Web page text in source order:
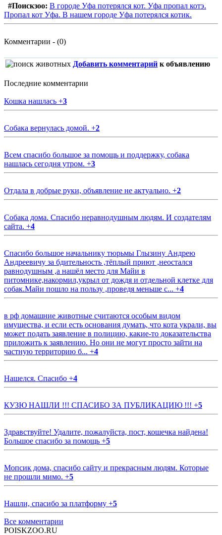
#Поискзоо: В городе Уфа потерялся кот. Уфа пропал котэ.
Пропал кот Уфа. В нашем городе Уфа потерялся котик.
Комментарии - (0)
Добавить комментарий к объявлению
Последние комментарии
Кошка нашлась +3
Собака вернулась домой. +2
Всем спасибо большое за помощь и поддержку, собака
нашлась сегодня утром. +3
Отдала в добрые руки, объявление не актуально. +2
Собака дома. Спасибо неравнодушным людям. И создателям
сайта. +4
Спасибо большое начальнику тюрьмы Глызину Андрею
Андреевичу за бдительность ,тёплый приют ,неостался
равнодушным ,а нашёл место для Майи в
питомнике,накормил,укрыл от дождя и отдельной клетке для
собак.Майи пошло на пользу ,проведя меньше с... +4
в рф домашние животные считаются особым видом
имущества, и если есть основания думать, что кота украли, вы
может подать заявление в полицию, какие-то доказательства
приложить к заявлению. Но они не могут просто зайти на
частную территорию б... +4
Нашелся. Спасибо +4
КУЗЮ НАШЛИ !!! СПАСИБО ЗА ПУБЛИКАЦИЮ !!! +5
Здравствуйте! Удалите, пожалуйста, пост, кошечка найдена!
Большое спасибо за помощь +5
Мопсик дома, спасибо сайту и прекрасным людям. Которые
не прошли мимо. +5
Нашли, спасибо за платформу +5
Все комментарии
POISKZOO.RU